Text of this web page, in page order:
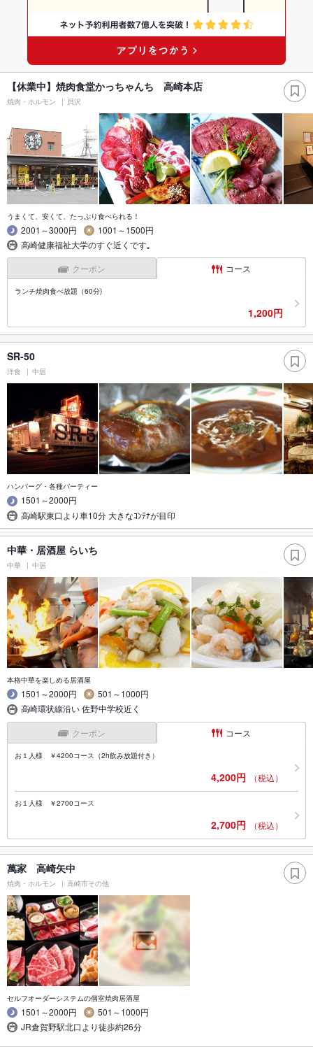
【休業中】焼肉食堂かっちゃんち 高崎本店
焼肉・ホルモン 貝沢
うまくて、安くて、たっぷり食べられる！
2001～3000円
1001～1500円
高崎健康福祉大学のすぐ近くです｡
クーポン コース
ランチ焼肉食べ放題（60分)
1,200円
SR-50
洋食 中居
ハンバーグ・各種パーティー
1501～2000円
高崎駅東口より車10分 大きなｺﾝﾃﾅが目印
中華・居酒屋 らいち
中華 中居
本格中華を楽しめる居酒屋
1501～2000円
501～1000円
高崎環状線沿い 佐野中学校近く
クーポン コース
お１人様 ￥4200コース（2h飲み放題付き）
4,200円 （税込）
お１人様 ￥2700コース
2,700円 （税込）
萬家 高崎矢中
焼肉・ホルモン 高崎市その他
セルフオーダーシステムの個室焼肉居酒屋
1501～2000円
501～1000円
JR倉賀野駅北口より徒歩約26分